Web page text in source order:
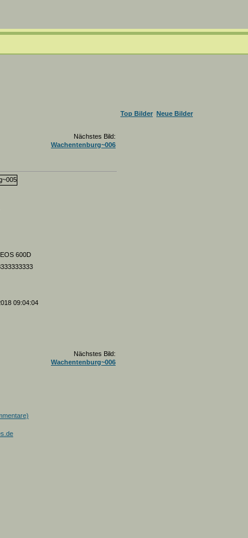
Top Bilder Neue Bilder
Nächstes Bild:
Wachentenburg~006
600D
09:04:04
Nächstes Bild:
Wachentenburg~006